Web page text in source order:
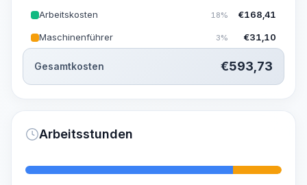
Arbeitskosten 18% €168,41
Maschinenführer 3% €31,10
Gesamtkosten €593,73
Arbeitsstunden